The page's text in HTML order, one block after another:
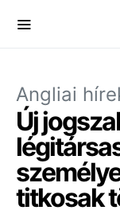
Angliai
Új
titkosak